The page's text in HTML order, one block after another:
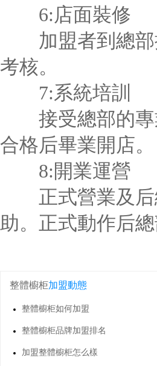
6:店面裝修
加盟者到總部
考核。
7:系統培訓
接受總部的專
合格后畢業開店。
8:開業運營
正式營業及后
助。正式動作后
整體櫥柜加盟動態
整體櫥柜如何加盟
整體櫥柜品牌加盟排名
加盟整體櫥柜怎么樣